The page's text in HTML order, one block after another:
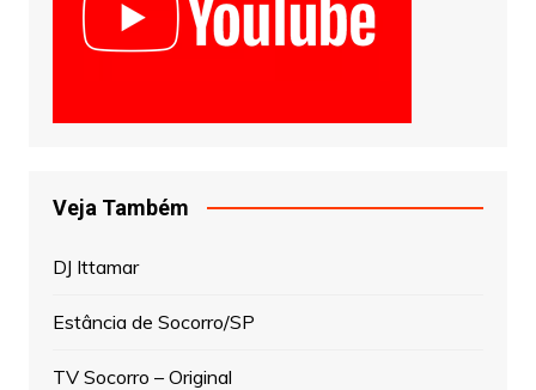
Veja Também
DJ Ittamar
Estância de Socorro/SP
TV Socorro – Original